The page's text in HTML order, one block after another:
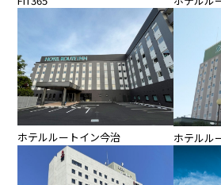
ホテルルートイン今治 ホテルル